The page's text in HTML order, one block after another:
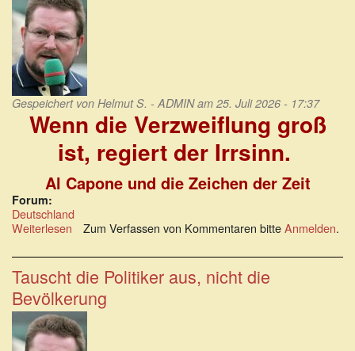
Gespeichert von Helmut S. - ADMINam 25. Juli 2026 - 17:37
Wenn die Verzweiflung groß
ist, regiert der Irrsinn.
Al Capone und die Zeichen der Zeit
Forum:
Deutschland
Weiterlesen über
die
Verzweiflung
groß
ist,
regiert
der
Irrsinn.
Zum Verfassen von Kommentaren bitteAnmelden.
Tauscht die Politiker aus, nicht die
Bevölkerung